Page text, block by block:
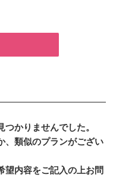
かりませんでした。
、類似のプランがござい
望内容をご記入の上お問